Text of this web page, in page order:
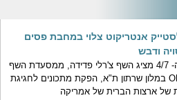
אנטריקוט צלוי במחבת פסים
ודבש
לקראת ה- 4/7 מציג השף צ'רלי פדידה, ממסעדת השף
Olive Leaf במלון שרתון ת"א, הפקת מתכונים לחגיגת
של ארצות הברית של אמריקה